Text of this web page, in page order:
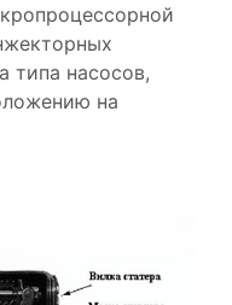
типа насосов,
на